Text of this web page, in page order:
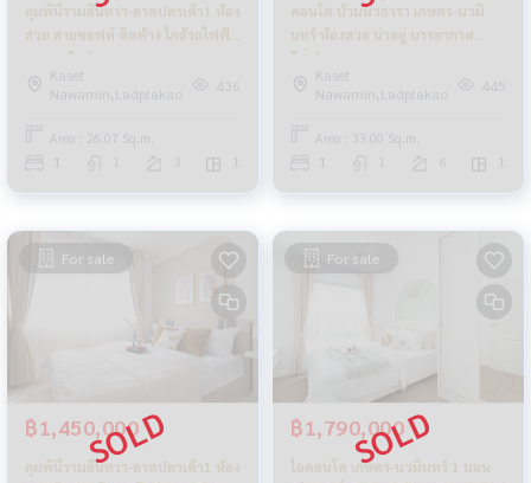
ลุมพินีรามอินทรา-ลาดปลาเค้า1 ห้อง
สวย สายซอฟท์ ติดห้าง ใกล้รถไฟฟ้า
หาของกินง่ายมาก
Kaset
Nawamin,Ladplakao
436
Area : 26.07 Sq.m.
1 1 1
คอนโด บ้านนวธารา เกษตร-นวมิ
นทร์ ห้องสวย น่าอยู่ บรรยากาศ
รีสอร์ท
Kaset
Nawamin,Ladplakao
445
Area : 33.00 Sq.m.
1 1 6 1
For sale
฿1,450,000
ลุมพินีรามอินทรา-ลาดปลาเค้า1 ห้อง
For sale
฿1,790,000
ไอคอนโด เกษตร-นวมินทร์ 1 นอน